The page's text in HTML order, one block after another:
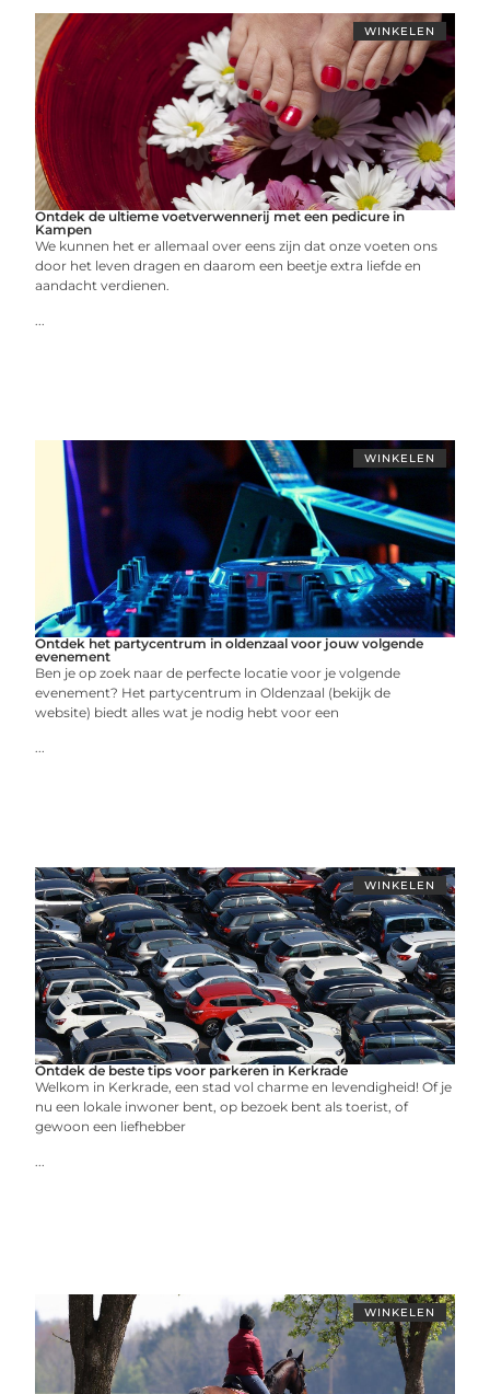
WINKELEN
Ontdek de ultieme voetverwennerij met een pedicure in
Kampen
We kunnen het er allemaal over eens zijn dat onze voeten ons
door het leven dragen en daarom een beetje extra liefde en
aandacht verdienen.
...
WINKELEN
Ontdek het partycentrum in oldenzaal voor jouw volgende
evenement
Ben je op zoek naar de perfecte locatie voor je volgende
evenement? Het partycentrum in Oldenzaal (bekijk de
website) biedt alles wat je nodig hebt voor een
...
WINKELEN
Ontdek de beste tips voor parkeren in Kerkrade
Welkom in Kerkrade, een stad vol charme en levendigheid! Of je
nu een lokale inwoner bent, op bezoek bent als toerist, of
gewoon een liefhebber
...
WINKELEN